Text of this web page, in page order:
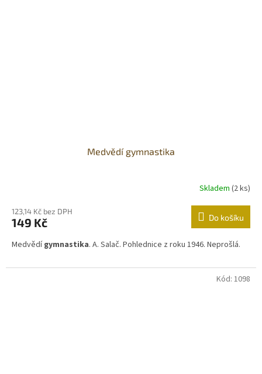
Medvědí gymnastika
Skladem (2 ks)
123,14 Kč bez DPH
149 Kč Do košíku
Medvědígymnastika. A. Salač. Pohlednice z roku 1946. Neprošlá.
Kód: 1098